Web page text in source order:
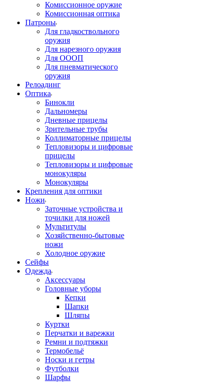
Комиссионное оружие
Комиссионная оптика
Патроны
Для гладкоствольного
оружия
Для нарезного оружия
Для ОООП
Для пневматического
оружия
Релоадинг
Оптика
Бинокли
Дальномеры
Дневные прицелы
Зрительные трубы
Коллиматорные прицелы
Тепловизоры и цифровые
прицелы
Тепловизоры и цифровые
монокуляры
Монокуляры
Крепления для оптики
Ножи
Заточные устройства и
точилки для ножей
Мультитулы
Хозяйственно-бытовые
ножи
Холодное оружие
Сейфы
Одежда
Аксессуары
Головные уборы
Кепки
Шапки
Шляпы
Куртки
Перчатки и варежки
Ремни и подтяжки
Термобельё
Носки и гетры
Футболки
Шарфы